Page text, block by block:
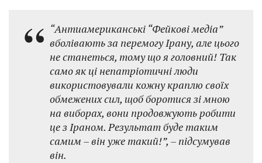
“Антиамериканські “Фейкові медіа”
вболівають за перемогу Ірану, але цього
не станеться, тому що я головний! Так
само як ці непатріотичні люди
використовували кожну краплю своїх
обмежених сил, щоб боротися зі мною
на виборах, вони продовжують робити
це з Іраном. Результат буде таким
самим – він уже такий!”, – підсумував
він.